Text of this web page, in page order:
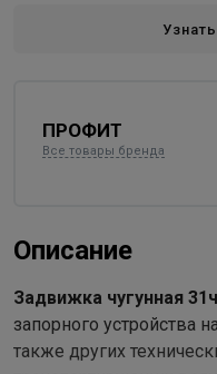
ПРОФИТ
Все товары бренда
Описание
Задвижка чугунная
запорного устройства
также других